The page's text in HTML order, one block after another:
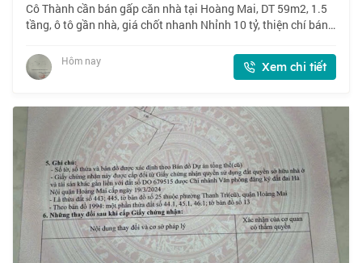
Cô Thành cần bán gấp căn nhà tại Hoàng Mai, DT 59m2, 1.5
tầng, ô tô gần nhà, giá chốt nhanh Nhỉnh 10 tỷ, thiện chí bán.
59m2 x 1.5 tầng, mặt tiền
Hôm nay Xem chi tiết